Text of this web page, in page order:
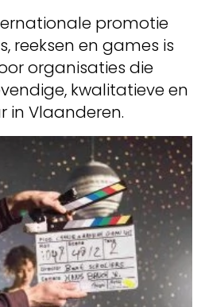
promotie
reeksen en games is
organisaties die
kwalitatieve en
in Vlaanderen.